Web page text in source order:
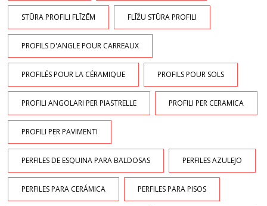
STŪRA PROFILI FLĪZĒM FLĪŽU STŪRA PROFILI
PROFILS D'ANGLE POUR CARREAUX
PROFILÉS POUR LA CÉRAMIQUE PROFILS POUR SOLS
PROFILI ANGOLARI PER PIASTRELLE PROFILI PER CERAMICA
PROFILI PER PAVIMENTI
PERFILES DE ESQUINA PARA BALDOSAS PERFILES AZULEJO
PERFILES PARA CERÁMICA PERFILES PARA PISOS